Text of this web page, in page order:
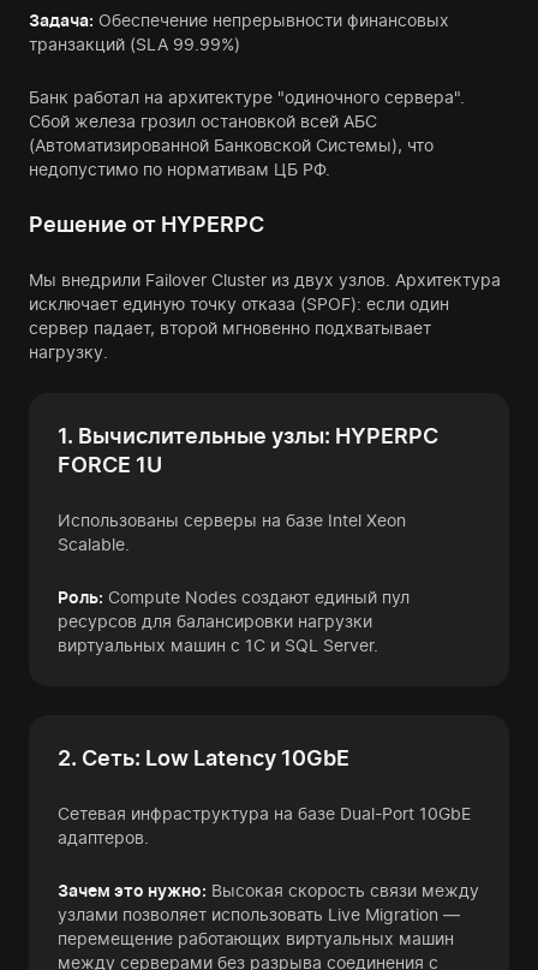
Задача: Обеспечение непрерывности финансовых
транзакций (SLA 99.99%)
Банк работал на архитектуре "одиночного сервера".
Сбой железа грозил остановкой всей АБС
(Автоматизированной Банковской Системы), что
недопустимо по нормативам ЦБ РФ.
Решение от HYPERPC
Мы внедрили Failover Cluster из двух узлов. Архитектура
исключает единую точку отказа (SPOF): если один
сервер падает, второй мгновенно подхватывает
нагрузку.
1. Вычислительные узлы: HYPERPC
FORCE 1U
Использованы серверы на базе Intel Xeon
Scalable.
Роль: Compute Nodes создают единый пул
ресурсов для балансировки нагрузки
виртуальных машин с 1С и SQL Server.
2. Сеть: Low Latency 10GbE
Сетевая инфраструктура на базе Dual-Port 10GbE
адаптеров.
Зачем это нужно: Высокая скорость связи между
узлами позволяет использовать Live Migration —
перемещение работающих виртуальных машин
между серверами без разрыва соединения с